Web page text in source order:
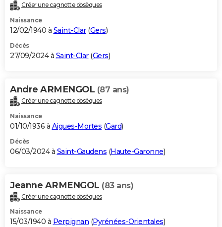
Créer une cagnotte obsèques
Naissance
12/02/1940 à Saint-Clar(Gers)
Décès
27/09/2024 à Saint-Clar(Gers)
Andre ARMENGOL (87 ans)
Créer une cagnotte obsèques
Naissance
01/10/1936 à Aigues-Mortes (Gard)
Décès
06/03/2024 à Saint-Gaudens (Haute-Garonne)
Jeanne ARMENGOL (83 ans)
Créer une cagnotte obsèques
Naissance
15/03/1940 à Perpignan (Pyrénées-Orientales)